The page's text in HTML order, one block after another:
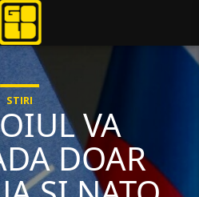
STIRI
VA
DOAR